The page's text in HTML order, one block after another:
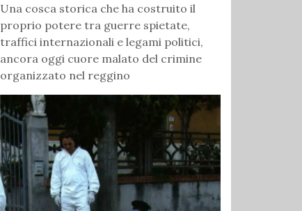
Una cosca storica che ha costruito il
proprio potere tra guerre spietate,
traffici internazionali e legami politici,
ancora oggi cuore malato del crimine
organizzato nel reggino